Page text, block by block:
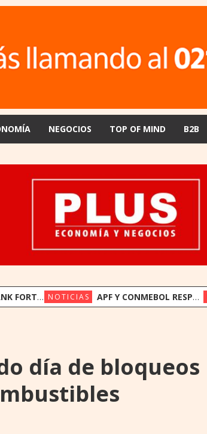
NEGOCIOS TOP OF MIND B2B
17,5 MILLONES DE TRIODOS BANK Y GAWA CAPITAL NOTICIAS APF Y CONMEBOL RESPALDAN A LA FIFA Y LLAMAN A PRESERVAR LA INSTITUCIONALIDAD
día de bloqueos